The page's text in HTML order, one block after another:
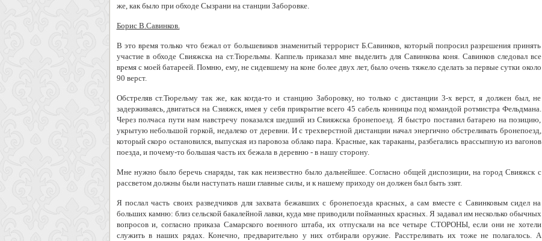
же, как было при обходе Сызрани на станции Заборовке.
Борис В.Савинков.
В это время только что бежал от большевиков знаменитый террорист Б.Савинков, который попросил разрешения принять
участие в обходе Свияжска на ст.Тюрельмы. Каппель приказал мне выделить для Савинкова коня. Савинков следовал все
время с моей батареей. Помню, ему, не сидевшему на коне более двух лет, было очень тяжело сделать за первые сутки около
90 верст.
Обстреляв ст.Тюрельму так же, как когда-то и станцию Заборовку, но только с дистанции 3-х верст, я должен был, не
задерживаясь, двигаться на Сзияжск, имея у себя прикрытие всего 45 сабель конницы под командой ротмистра Фельдмана.
Через полчаса пути нам навстречу показался шедший из Свияжска бронепоезд. Я быстро поставил батарею на позицию,
укрытую небольшой горкой, недалеко от деревни. И с трехверстной дистанции начал энергично обстреливать бронепоезд,
который скоро остановился, выпуская из паровоза облако пара. Красные, как тараканы, разбегались врассыпную из вагонов
поезда, и почему-то большая часть их бежала в деревню - в нашу сторону.
Мне нужно было беречь снаряды, так как неизвестно было дальнейшее. Согласно общей диспозиции, на город Свияжск с
рассветом должны были наступать наши главные силы, и к нашему приходу он должен был быть ззят.
Я послал часть своих разведчиков для захвата бежавших с бронепоезда красных, а сам вместе с Савинковым сидел на
больших камню: близ сельской бакалейной лавки, куда мне приводили пойманных красных. Я задавал им несколько обычных
вопросов и, согласно приказа Самарского военного штаба, их отпускали на все четыре СТОРОНЫ, если они не хотели
служить в наших рядах. Конечно, предварительно у них отбирали оружие. Расстреливать их тоже не полагалось. А